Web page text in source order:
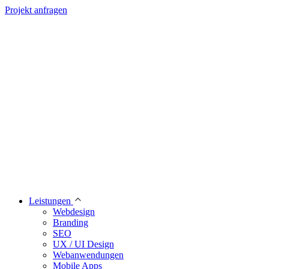
Projekt anfragen
Leistungen
Webdesign
Branding
SEO
UX / UI Design
Webanwendungen
Mobile Apps